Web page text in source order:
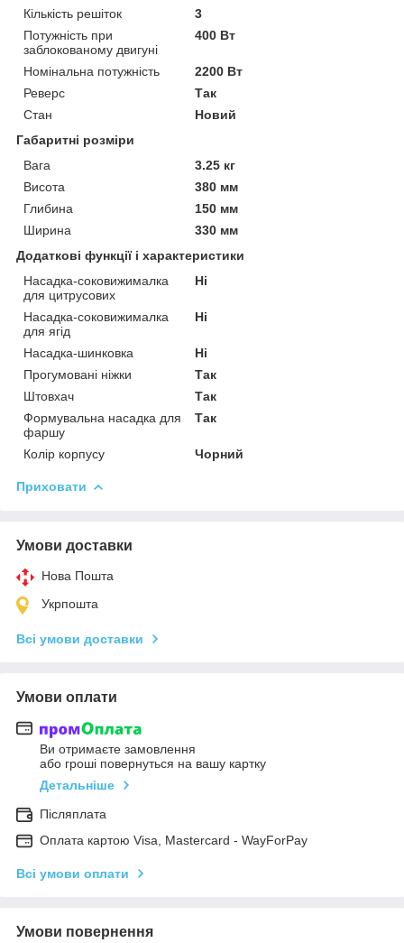
Кількість решіток
3
Потужність при
заблокованому двигуні
400 Вт
Номінальна потужність
2200 Вт
Реверс
Так
Стан
Новий
Габаритні розміри
Вага
3.25 кг
Висота
380 мм
Глибина
150 мм
Ширина
330 мм
Додаткові функції і характеристики
Насадка-соковижималка
для цитрусових
Ні
Насадка-соковижималка
для ягід
Ні
Насадка-шинковка
Ні
Прогумовані ніжки
Так
Штовхач
Так
Формувальна насадка для
фаршу
Так
Колір корпусу Чорний
Приховати
Умови доставки
Нова Пошта
Укрпошта
Всі умови доставки
Умови оплати
Ви отримаєте замовлення
або гроші повернуться на вашу картку
Детальніше
Післяплата
Оплата картою Visa, Mastercard - WayForPay
Всі умови оплати
Умови повернення